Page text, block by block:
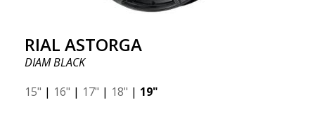
RIAL ASTORGA
DIAM BLACK
15" | 16" | 17" | 18" | 19"